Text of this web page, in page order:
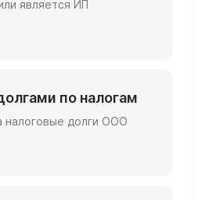
является ИП
по налогам
налоговые долги ООО